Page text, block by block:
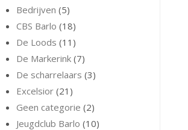
Bedrijven (5)
CBS Barlo (18)
De Loods (11)
De Markerink (7)
De scharrelaars (3)
Excelsior (21)
Geen categorie (2)
Jeugdclub Barlo (10)